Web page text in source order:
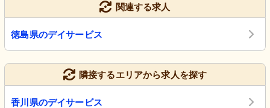
関連する求人
徳島県のデイサービス
隣接するエリアから求人を探す
香川県のデイサービス